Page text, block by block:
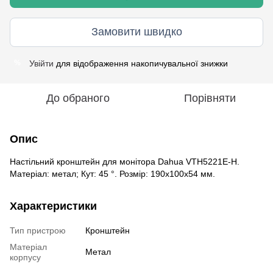
Замовити швидко
Увійти для відображення накопичувальної знижки
До обраного Порівняти
Опис
Настільний кронштейн для монітора Dahua VTH5221E-H.
Матеріал: метал; Кут: 45 °. Розмір: 190х100х54 мм.
Характеристики
Тип пристрою
Кронштейн
Матеріал
корпусу
Метал